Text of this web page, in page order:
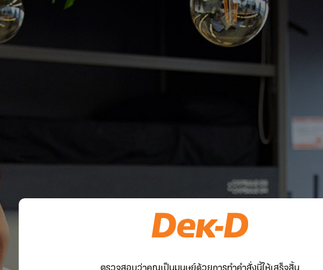
ตรวจสอบว่าคุณเป็นมนุษย์ด้วยการทำคำสั่งนี้ให้เสร็จสิ้น